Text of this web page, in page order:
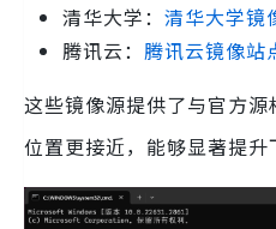
清华大学： 清华大学镜
腾讯云： 腾讯云镜像站
这些镜像源提供了与官方
位置更接近，能够显著提升